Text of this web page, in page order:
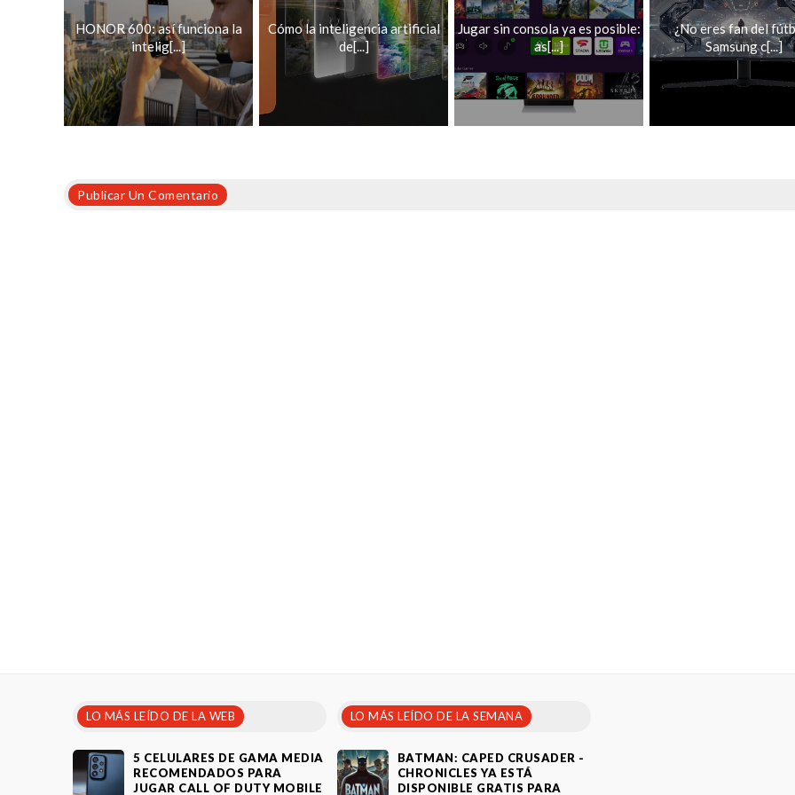
HONOR 600: así funciona la
intelig[...]
Cómo la inteligencia artificial
de[...]
Jugar sin consola ya es posible:
as[...]
¿No eres fan del
Samsung c[...]
Publicar Un Comentario
LO MÁS LEÍDO DE LA WEB
5 CELULARES DE GAMA MEDIA
RECOMENDADOS PARA
JUGAR CALL OF DUTY MOBILE
LO MÁS LEÍDO DE LA SEMANA
BATMAN: CAPED CRUSADER -
CHRONICLES YA ESTÁ
DISPONIBLE GRATIS PARA